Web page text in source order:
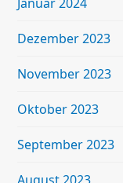
Dezember 2023
November 2023
Oktober 2023
September 2023